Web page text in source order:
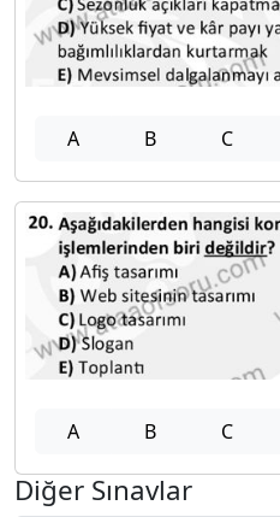
A B C
A B C
Diğer Sınavlar